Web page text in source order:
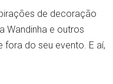
de decoração
Wandinha e outros
do seu evento. E aí,